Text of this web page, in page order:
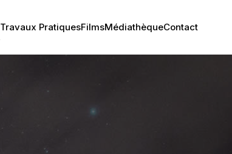
Travaux PratiquesFilmsMédiathèqueContact